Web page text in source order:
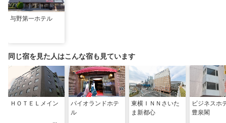
与野第一ホテル
同じ宿を見た人はこんな宿も見ています
ＨＯＴＥＬメイン
パイオランドホテ
ル
東横ＩＮＮさいた
ま新都心
ビジネス
豊泉閣